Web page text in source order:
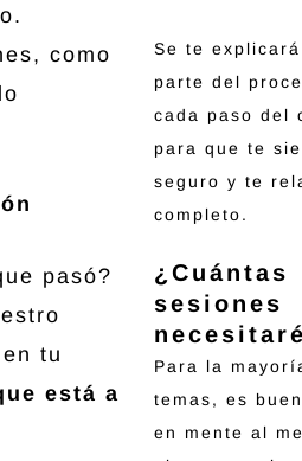
como
pasó?
tu
está a
Se te explicará
parte del
cada paso del
para que te
seguro y te
completo.
¿Cuántas
sesiones
Para la
temas, es
en mente al